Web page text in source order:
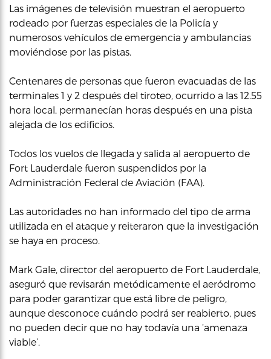
Las imágenes de televisión muestran el aeropuerto
rodeado por fuerzas especiales de la Policía y
numerosos vehículos de emergencia y ambulancias
moviéndose por las pistas.
Centenares de personas que fueron evacuadas de las
terminales 1 y 2 después del tiroteo, ocurrido a las 12.55
hora local, permanecían horas después en una pista
alejada de los edificios.
Todos los vuelos de llegada y salida al aeropuerto de
Fort Lauderdale fueron suspendidos por la
Administración Federal de Aviación (FAA).
Las autoridades no han informado del tipo de arma
utilizada en el ataque y reiteraron que la investigación
se haya en proceso.
Mark Gale, director del aeropuerto de Fort Lauderdale,
aseguró que revisarán metódicamente el aeródromo
para poder garantizar que está libre de peligro,
aunque desconoce cuándo podrá ser reabierto, pues
no pueden decir que no hay todavía una ‘amenaza
viable’.